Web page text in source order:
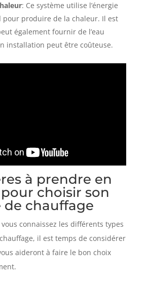
: Ce système utilise l’énergie
pour produire de la chaleur. Il est
également fournir de l’eau
installation peut être coûteuse.
à prendre en
choisir son
de chauffage
connaissez les différents types
il est temps de considérer
aideront à faire le bon choix